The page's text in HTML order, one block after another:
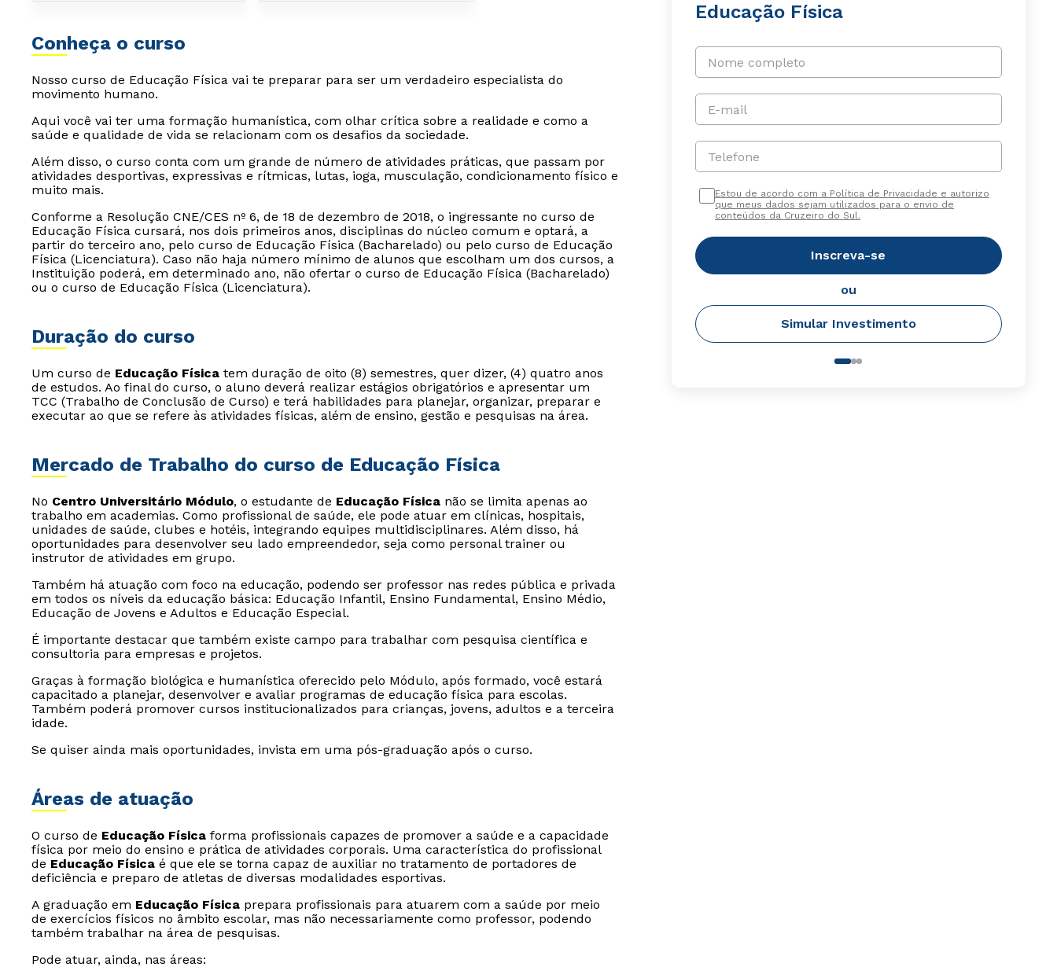
Conheça o curso
Nosso curso de Educação Física vai te preparar para ser um verdadeiro especialista do
movimento humano.
Aqui você vai ter uma formação humanística, com olhar crítica sobre a realidade e como a
saúde e qualidade de vida se relacionam com os desafios da sociedade.
Além disso, o curso conta com um grande de número de atividades práticas, que passam por
atividades desportivas, expressivas e rítmicas, lutas, ioga, musculação, condicionamento físico e
muito mais.
Conforme a Resolução CNE/CES nº 6, de 18 de dezembro de 2018, o ingressante no curso de
Educação Física cursará, nos dois primeiros anos, disciplinas do núcleo comum e optará, a
partir do terceiro ano, pelo curso de Educação Física (Bacharelado) ou pelo curso de Educação
Física (Licenciatura). Caso não haja número mínimo de alunos que escolham um dos cursos, a
Instituição poderá, em determinado ano, não ofertar o curso de Educação Física (Bacharelado)
ou o curso de Educação Física (Licenciatura).
Duração do curso
Um curso de Educação Física tem duração de oito (8) semestres, quer dizer, (4) quatro anos
de estudos. Ao final do curso, o aluno deverá realizar estágios obrigatórios e apresentar um
TCC (Trabalho de Conclusão de Curso) e terá habilidades para planejar, organizar, preparar e
executar ao que se refere às atividades físicas, além de ensino, gestão e pesquisas na área.
Mercado de Trabalho do curso de Educação Física
No Centro Universitário Módulo, o estudante de Educação Física não se limita apenas ao
trabalho em academias. Como profissional de saúde, ele pode atuar em clínicas, hospitais,
unidades de saúde, clubes e hotéis, integrando equipes multidisciplinares. Além disso, há
oportunidades para desenvolver seu lado empreendedor, seja como personal trainer ou
instrutor de atividades em grupo.
Também há atuação com foco na educação, podendo ser professor nas redes pública e privada
em todos os níveis da educação básica: Educação Infantil, Ensino Fundamental, Ensino Médio,
Educação de Jovens e Adultos e Educação Especial.
É importante destacar que também existe campo para trabalhar com pesquisa científica e
consultoria para empresas e projetos.
Graças à formação biológica e humanística oferecido pelo Módulo, após formado, você estará
capacitado a planejar, desenvolver e avaliar programas de educação física para escolas.
Também poderá promover cursos institucionalizados para crianças, jovens, adultos e a terceira
idade.
Se quiser ainda mais oportunidades, invista em uma pós-graduação após o curso.
Áreas de atuação
O curso de Educação Física forma profissionais capazes de promover a saúde e a capacidade
física por meio do ensino e prática de atividades corporais. Uma característica do profissional
de Educação Física é que ele se torna capaz de auxiliar no tratamento de portadores de
deficiência e preparo de atletas de diversas modalidades esportivas.
A graduação em Educação Física prepara profissionais para atuarem com a saúde por meio
de exercícios físicos no âmbito escolar, mas não necessariamente como professor, podendo
também trabalhar na área de pesquisas.
Pode atuar, ainda, nas áreas:
Educação Física
Nome completo
E-mail
Telefone
Estou de acordo com a Política de Privacidade e autorizo
que meus dados sejam utilizados para o envio de
conteúdos da Cruzeiro do Sul.
Inscreva-se
ou
Simular Investimento